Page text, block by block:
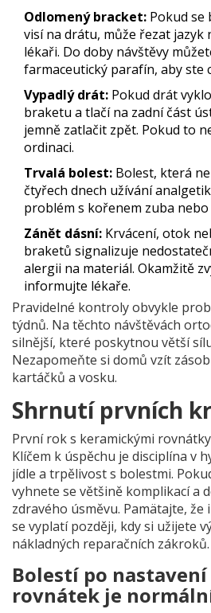
Odlomený bracket: Pokud se
visí na drátu, může řezat jazyk
lékaři. Do doby návštěvy
farmaceutický parafín, aby ste
Vypadlý drát: Pokud drát
braketu a tlačí na zadní část
jemně zatlačit zpět. Pokud to
ordinaci.
Trvalá bolest: Bolest, která
čtyřech dnech užívání
problém s kořenem zuba
Zánět dásní: Krvácení, otok
braketů signalizuje
alergii na materiál. Okamžitě
informujte lékaře.
Pravidelné kontroly obvykle
týdnů. Na těchto návštěvách
silnější, které poskytnou větší
Nezapomeňte si domů vzít
kartáčků a vosku.
Shrnutí prvních
První rok s keramickými
Klíčem k úspěchu je disciplína v
jídle a trpělivost s bolestmi.
vyhnete se většině komplikací a
zdravého úsměvu. Pamätajte, že
se vyplatí později, kdy si užijete
nákladných reparačních zákroků.
Bolestí po
rovnátek je